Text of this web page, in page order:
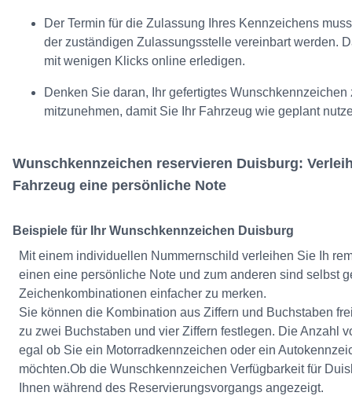
Der Termin für die Zulassung Ihres Kennzeichens
der zuständigen Zulassungsstelle vereinbart werden.
mit wenigen Klicks online erledigen.
Denken Sie daran, Ihr gefertigtes
mitzunehmen, damit Sie Ihr Fahrzeug wie geplant
Wunschkennzeichen reservieren Duisburg:
Fahrzeug eine persönliche Note
Beispiele für Ihr Wunschkennzeichen Duisburg
Mit einem individuellen Nummernschild verleihen Sie Ih
einen eine persönliche Note und zum anderen sind selbst
Zeichenkombinationen einfacher zu merken.
Sie können die Kombination aus Ziffern und Buchstaben
zu zwei Buchstaben und vier Ziffern festlegen. Die Anzahl
egal ob Sie ein Motorradkennzeichen oder ein
möchten.Ob die Wunschkennzeichen Verfügbarkeit für
Ihnen während des Reservierungsvorgangs angezeigt.